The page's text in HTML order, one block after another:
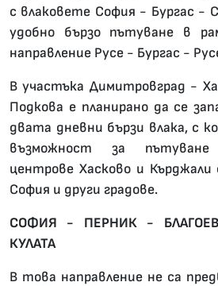
с влаковете София - Бургас -
удобно бързо пътуване в
направление Русе - Бургас -
В участъка Димитровград -
Подкова е планирано да се
двата дневни бързи влака, с
възможност за
центрове Хасково и
София и други градове.
СОФИЯ - ПЕРНИК -
КУЛАТА
В това направление не са